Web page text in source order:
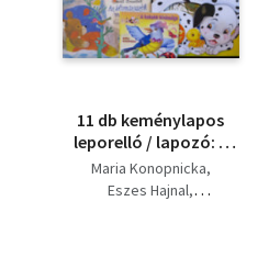
11 db keménylapos
leporelló / lapozó: A
kakukk kívánsága;
Pongó és kis barátja;
Maria Konopnicka
Eszes Hajnal